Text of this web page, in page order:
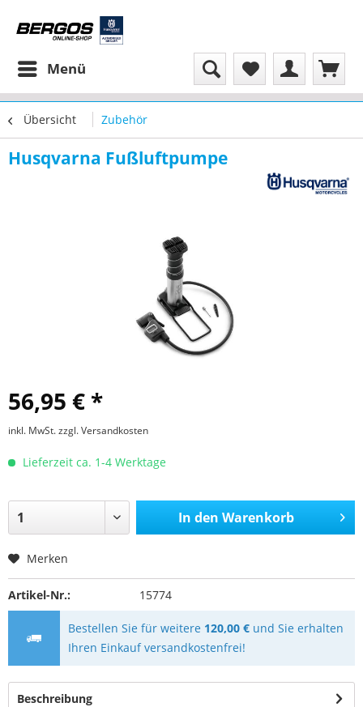
Menü
Übersicht Zubehör
Husqvarna Fußluftpumpe
56,95 € *
inkl. MwSt.zzgl. Versandkosten
Lieferzeit ca. 1-4 Werktage
In den Warenkorb
Merken
Artikel-Nr.: 15774
Bestellen Sie für weitere 120,00 € und Sie erhalten
Ihren Einkauf versandkostenfrei!
Beschreibung